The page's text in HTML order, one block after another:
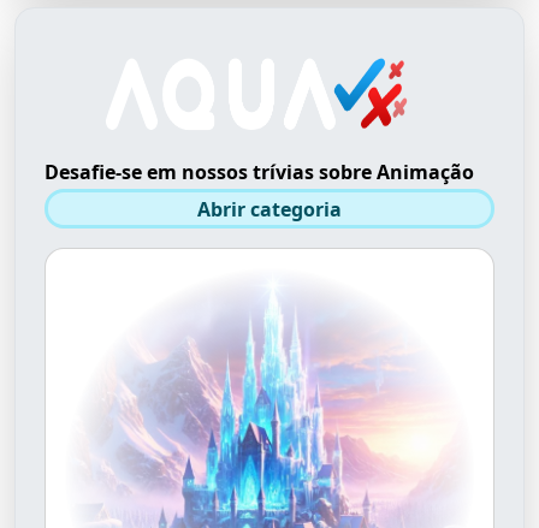
Desafie-se em nossos trívias sobre Animação
Abrir categoria